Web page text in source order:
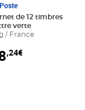
panier
de 12 timbres - Le
verte
/ France
,24€